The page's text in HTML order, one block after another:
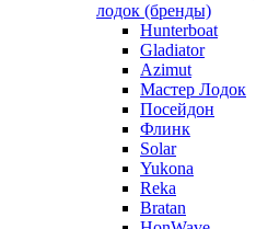
лодок (бренды)
Hunterboat
Gladiator
Azimut
Мастер Лодок
Посейдон
Флинк
Solar
Yukona
Reka
Bratan